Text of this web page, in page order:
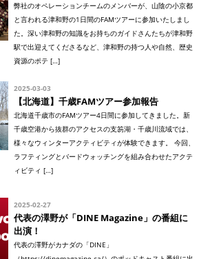
弊社のオペレーションチームのメンバーが、山陰の小京都
と言われる津和野の1日間のFAMツアーに参加いたしまし
た。深い津和野の知識をお持ちのガイドさんたちが津和野
駅で出迎えてくださるなど、津和野の持つ人や自然、歴史
資源のポテ […]
2025-03-03
【北海道】千歳FAMツアー参加報告
北海道千歳市のFAMツアー4日間に参加してきました。新
千歳空港から抜群のアクセスの支笏湖・千歳川流域では、
様々なウィンターアクティビティが体験できます。 今回、
ラフティングとバードウォッチングを組み合わせたアクテ
ィビティ […]
2025-02-27
代表の澤野が「DINE Magazine」の番組に
出演！
代表の澤野がカナダの「DINE」